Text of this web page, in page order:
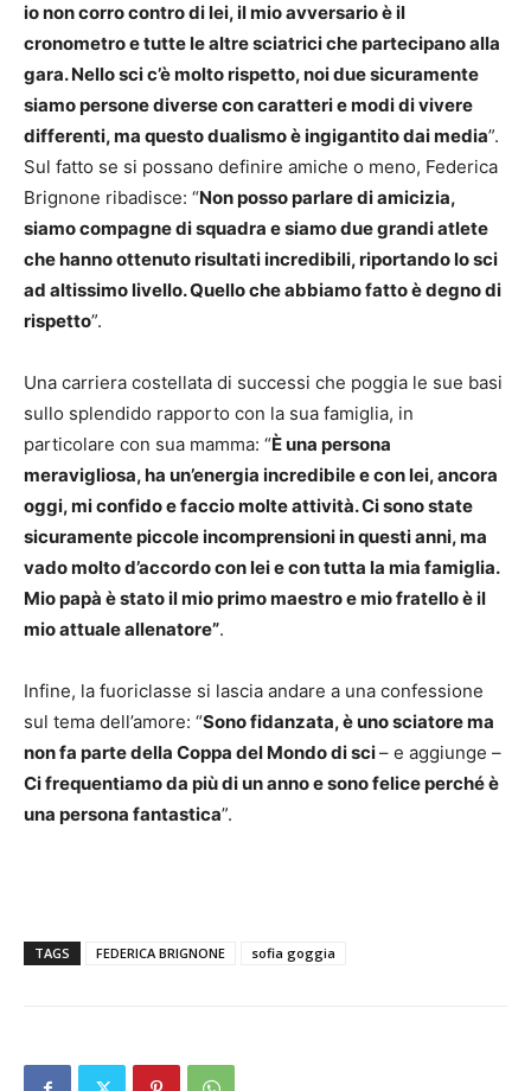
io non corro contro di lei, il mio avversario è il
cronometro e tutte le altre sciatrici che partecipano alla
gara. Nello sci c’è molto rispetto, noi due sicuramente
siamo persone diverse con caratteri e modi di vivere
differenti, ma questo dualismo è ingigantito dai media”.
Sul fatto se si possano definire amiche o meno, Federica
Brignone ribadisce: “Non posso parlare di amicizia,
siamo compagne di squadra e siamo due grandi atlete
che hanno ottenuto risultati incredibili, riportando lo sci
ad altissimo livello. Quello che abbiamo fatto è degno di
rispetto”.
Una carriera costellata di successi che poggia le sue basi
sullo splendido rapporto con la sua famiglia, in
particolare con sua mamma: “È una persona
meravigliosa, ha un’energia incredibile e con lei, ancora
oggi, mi confido e faccio molte attività. Ci sono state
sicuramente piccole incomprensioni in questi anni, ma
vado molto d’accordo con lei e con tutta la mia famiglia.
Mio papà è stato il mio primo maestro e mio fratello è il
mio attuale allenatore”.
Infine, la fuoriclasse si lascia andare a una confessione
sul tema dell’amore: “Sono fidanzata, è uno sciatore ma
non fa parte della Coppa del Mondo di sci– e aggiunge –
Ci frequentiamo da più di un anno e sono felice perché è
una persona fantastica”.
TAGS FEDERICA BRIGNONE sofia goggia